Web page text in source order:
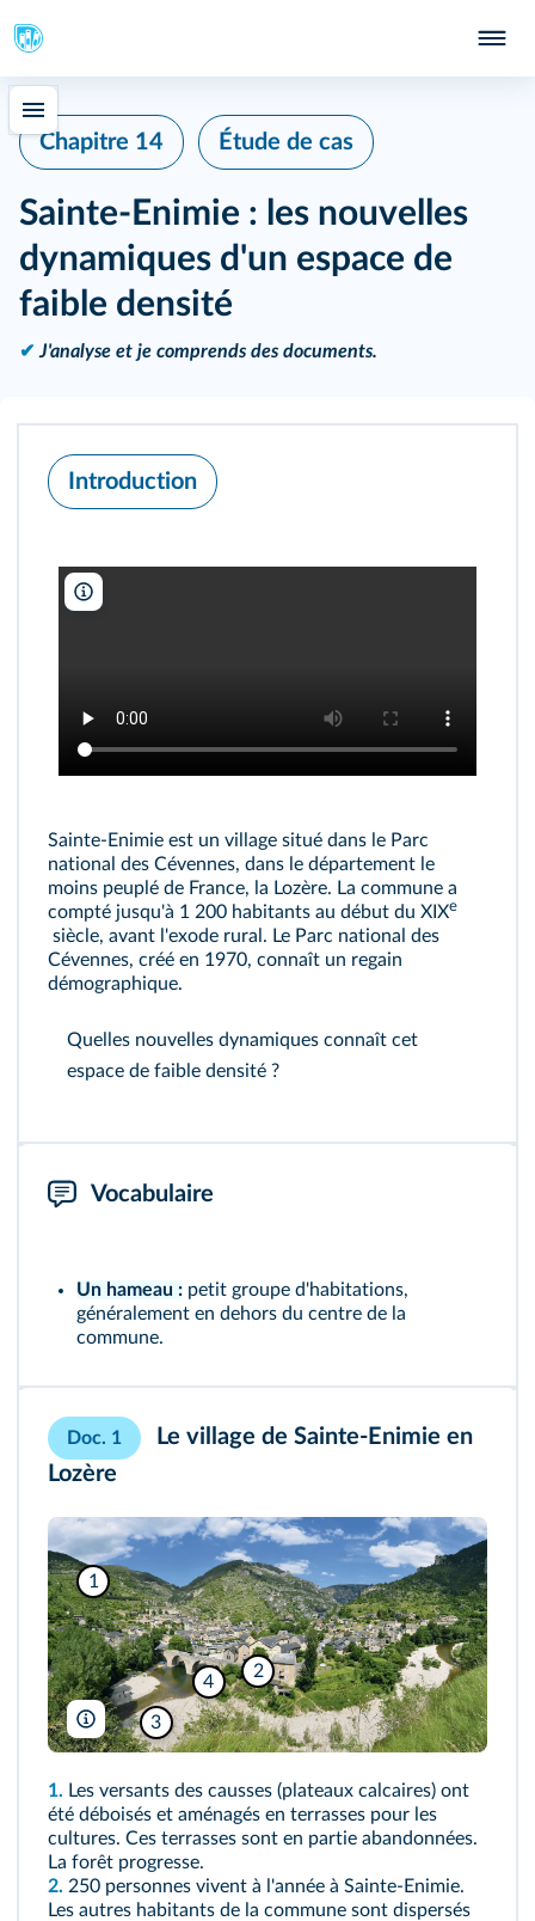
Chapitre 14 Étude de cas
Sainte-Enimie : les nouvelles
dynamiques d'un espace de
faible densité
✔ J'analyse et je comprends des documents.
Introduction
Sainte-Enimie est un village situé dans le Parc
national des Cévennes, dans le département le
moins peuplé de France, la Lozère. La commune a
compté jusqu'à 1 200 habitants au début du XIXe
siècle, avant l'exode rural. Le Parc national des
Cévennes, créé en 1970, connaît un regain
démographique.
Quelles nouvelles dynamiques connaît cet
espace de faible densité ?
Vocabulaire
Un hameau : petit groupe d'habitations,
généralement en dehors du centre de la
commune.
Doc. 1
Le village de Sainte-Enimie en
Lozère
1
2
3
4
Tobi 87/Wikimedia
1. Les versants des causses (plateaux calcaires) ont
été déboisés et aménagés en terrasses pour les
cultures. Ces terrasses sont en partie abandonnées.
La forêt progresse.
2. 250 personnes vivent à l'année à Sainte‑Enimie.
Les autres habitants de la commune sont dispersés